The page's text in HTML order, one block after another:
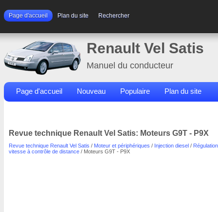
Page d'accueil Plan du site Rechercher
Renault Vel Satis
Manuel du conducteur
Page d'accueil Nouveau Populaire Plan du site
Revue technique Renault Vel Satis: Moteurs G9T - P9X
Revue technique Renault Vel Satis / Moteur et périphériques / Injection diesel /
vitesse à contrôle de distance / Moteurs G9T - P9X